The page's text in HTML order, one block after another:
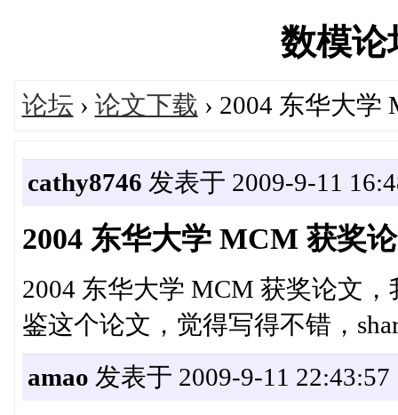
数模论
论坛 › 论文下载 › 2004 东华大学
cathy8746 发表于 2009-9-11
2004 东华大学 MCM 获奖
2004 东华大学 MCM 获奖论文
鉴这个论文，觉得写得不错，
amao 发表于 2009-9-11 22:43:57